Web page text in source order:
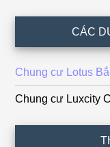
CÁC
Chung cư Lotus
Chung cư Luxcity